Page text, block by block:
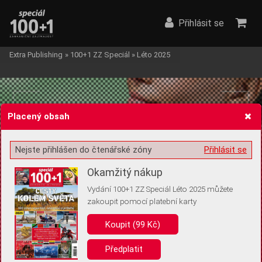
Žádost o souhlas s ukládáním volitelných informací
Pro základní fungování webu nepotřebujeme ukládat žádné informace
(tzv. cookies apod.). Rádi bychom vás ale požádali o souhlas s
uložením volitelných informací:
Anonymní unikátní ID
Přihlásit se
Extra Publishing » 100+1 ZZ Speciál » Léto 2025
Placený obsah
Přihlásit se
Nejste přihlášen do čtenářské zóny
Okamžitý nákup
Vydání 100+1 ZZ Speciál Léto 2025 můžete
zakoupit pomocí platební karty
Koupit (99 Kč)
Předplatit